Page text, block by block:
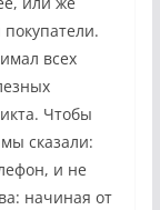
всех
Чтобы
сказали:
и не
начиная от